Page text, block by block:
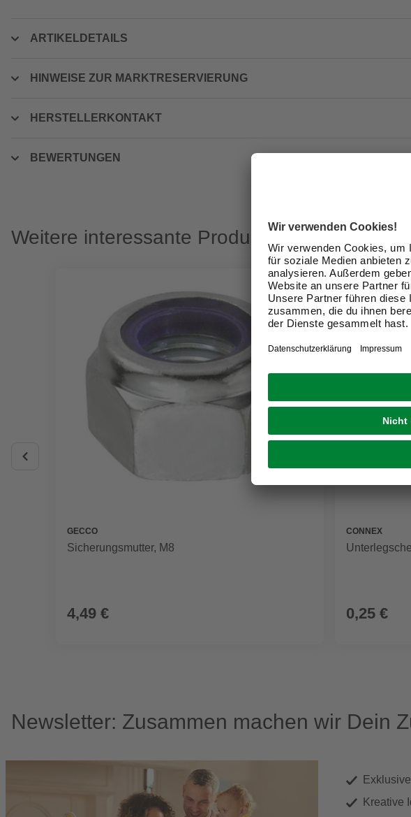
ARTIKELDETAILS
HINWEISE ZUR MARKTRESERVIERUNG
HERSTELLERKONTAKT
BEWERTUNGEN
Weitere interessante Produkte
GECCO
Sicherungsmutter, M8
4,49 €
CONNEX
0,25 €
Newsletter: Zusammen machen wir Dein
Kreative